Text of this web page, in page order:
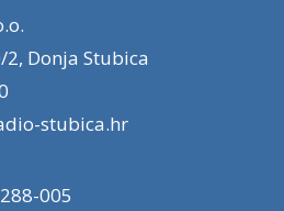
Donja Stubica
stubica.hr
005